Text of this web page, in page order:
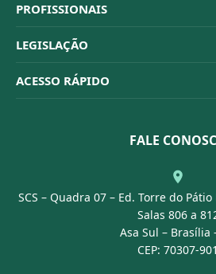
Sistema CFBM
Quem Somos
Organograma
Conselheiros
PROFISSIONAIS
Habilitações
Código de Ética
Dúvidas Frequentes
LEGISLAÇÃO
Resoluções
ACESSO RÁPIDO
Portal Transparência
FALE
SCS – Quadra 07 – Ed. Torre do
Salas 806 a
Asa Sul – Brasília
CEP: 70307-901